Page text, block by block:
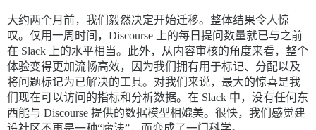
大约两个月前，我们毅然决定开始迁移。整体结果令人惊
叹。仅用一周时间，Discourse 上的每日提问数量就已与之前
在 Slack 上的水平相当。此外，从内容审核的角度来看，整个
体验变得更加流畅高效，因为我们拥有用于标记、分配以及
将问题标记为已解决的工具。对我们来说，最大的惊喜是我
们现在可以访问的指标和分析数据。在 Slack 中，没有任何东
西能与 Discourse 提供的数据模型相媲美。很快，我们感觉建